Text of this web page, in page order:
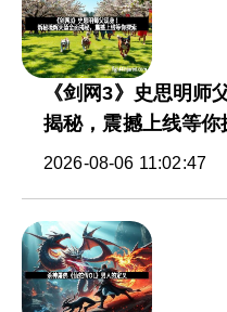
《剑网3》史思明师
揭秘，震撼上线等你
2026-08-06 11:02:47